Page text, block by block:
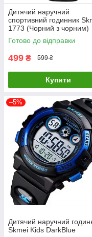
Дитячий наручний
спортивний годинник
1773 (Чорний з чорним)
Готово до відправки
499 ₴ 599 ₴
Купити
–5%
Дитячий наручний
Skmei Kids DarkBlue